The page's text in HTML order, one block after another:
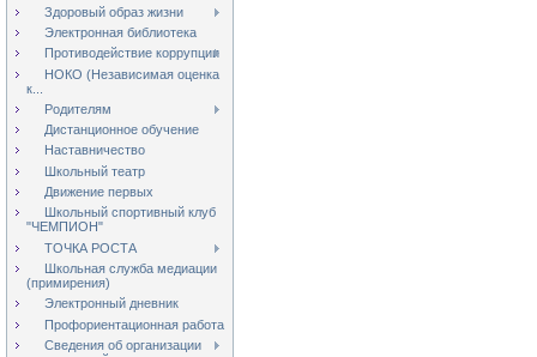
Здоровый образ жизни
Электронная библиотека
Противодействие коррупции
НОКО (Независимая оценка
к...
Родителям
Дистанционное обучение
Наставничество
Школьный театр
Движение первых
Школьный спортивный клуб
"ЧЕМПИОН"
ТОЧКА РОСТА
Школьная служба медиации
(примирения)
Электронный дневник
Профориентационная работа
Сведения об организации